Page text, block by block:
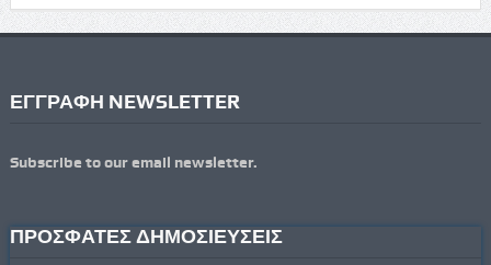
ΕΓΓΡΑΦΗ NEWSLETTER
Subscribe to our email newsletter.
ΠΡΟΣΦΑΤΕΣ ΔΗΜΟΣΙΕΥΣΕΙΣ